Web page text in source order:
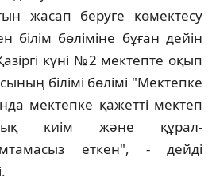
жасап беруге көмектесу
бөліміне бұған дейін
күні №2 мектепте оқып
білімі бөлімі "Мектепке
мектепке қажетті мектеп
киім және құрал-
еткен", - дейді